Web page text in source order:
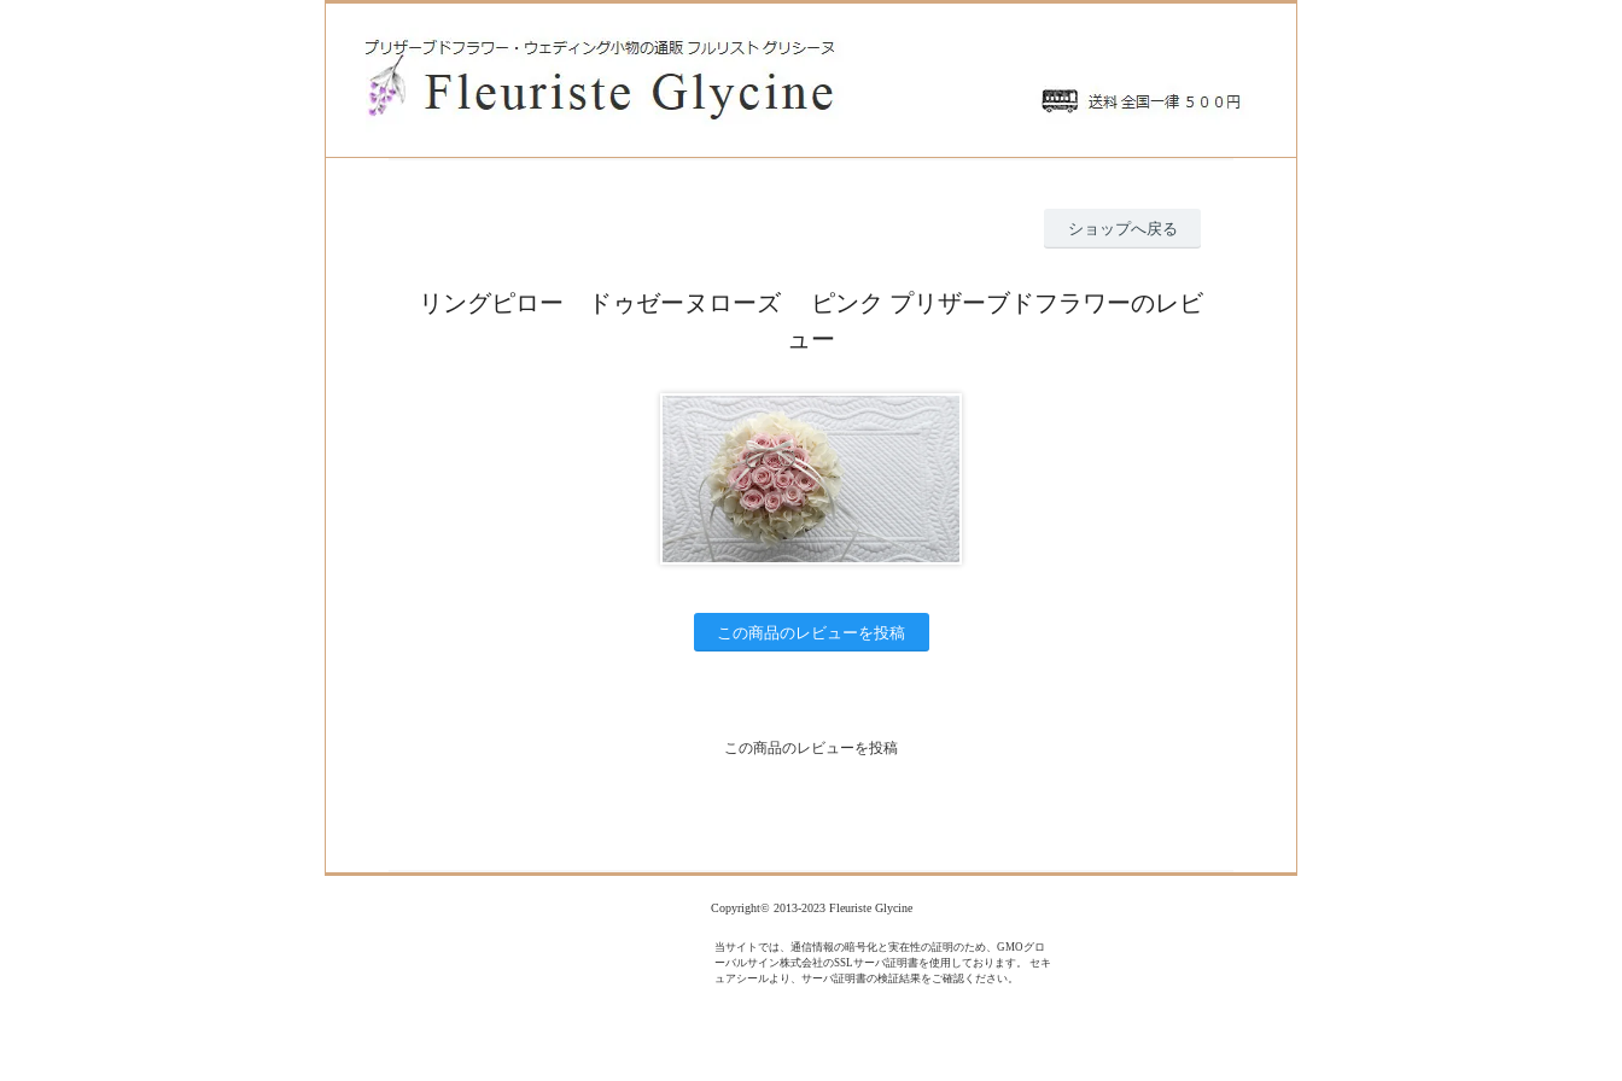
ショップへ戻る
リングピロー ドゥゼーヌローズ ピンク プリザーブドフラワーのレビ
ュー
この商品のレビューを投稿
この商品のレビューを投稿
Copyright© 2013-2023 Fleuriste Glycine
当サイトでは、通信情報の暗号化と実在性の証明のため、GMOグロ
ーバルサイン株式会社のSSLサーバ証明書を使用しております。 セキ
ュアシールより、サーバ証明書の検証結果をご確認ください。